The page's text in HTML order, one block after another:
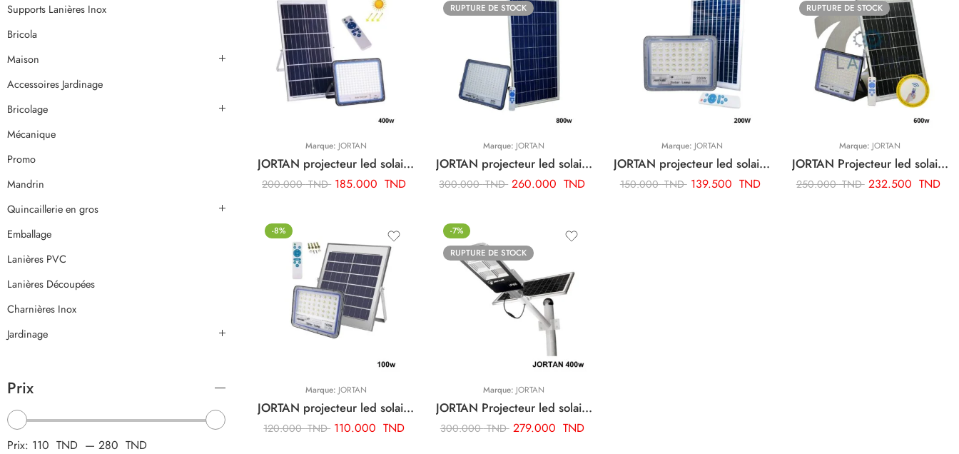
Marque: JORTAN
JORTAN projecteur led solaire 400w ART02226
200.000TND 185.000 TND
RUPTURE DE STOCK
Marque: JORTAN
JORTAN projecteur led solaire 800w ART02973
300.000TND 260.000 TND
Marque: JORTAN
JORTAN projecteur led solaire 200w ART02972
150.000TND 139.500 TND
RUPTURE DE STOCK
Marque: JORTAN
JORTAN Projecteur led solaire 600w ART03056
250.000TND 232.500 TND
-8%
Marque: JORTAN
JORTAN projecteur led solaire 100w ART02029
120.000TND 110.000 TND
-7%
RUPTURE DE STOCK
Marque: JORTAN
JORTAN Projecteur led solaire 400w ART02459
300.000TND 279.000 TND
Supports Lanières Inox
Bricola
Maison
Accessoires Jardinage
Bricolage
Mécanique
Promo
Mandrin
Quincaillerie en gros
Emballage
Lanières PVC
Lanières Découpées
Charnières Inox
Jardinage
Prix
Prix: 110 TND — 280 TND